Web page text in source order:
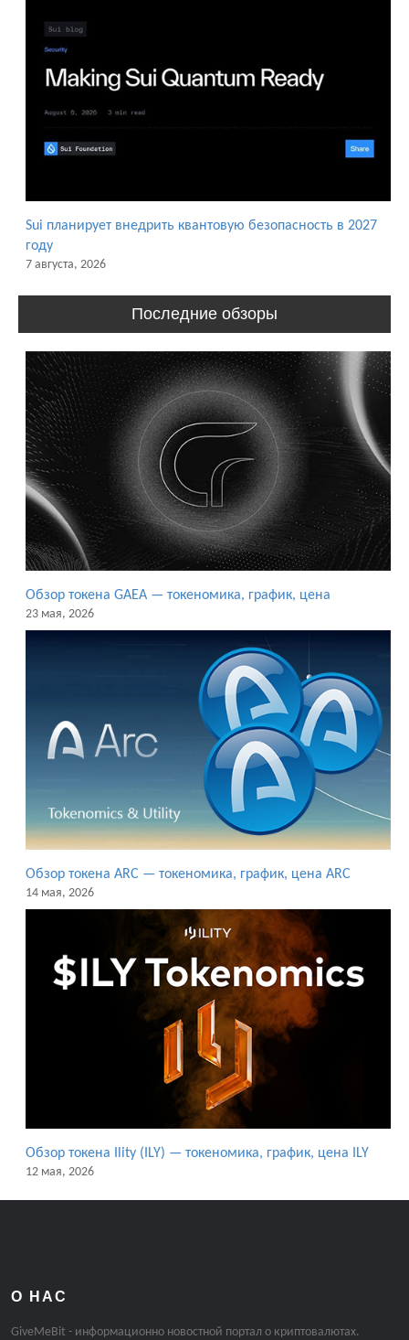
Sui планирует внедрить квантовую безопасность в 2027
году
7 августа, 2026
Последние обзоры
Обзор токена GAEA — токеномика, график, цена
23 мая, 2026
Обзор токена ARC — токеномика, график, цена ARC
14 мая, 2026
Обзор токена Ility (ILY) — токеномика, график, цена ILY
12 мая, 2026
О НАС
GiveMeBit - информационно новостной портал о криптовалютах.